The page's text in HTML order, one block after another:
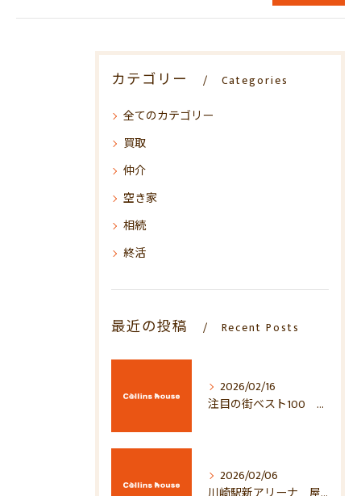
カテゴリー Categories
全てのカテゴリー
買取
仲介
空き家
相続
終活
最近の投稿 Recent Posts
2026/02/16
注目の街ベスト100 2026年！！
2026/02/06